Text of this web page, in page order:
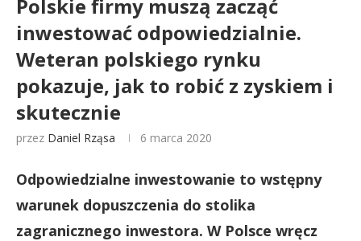
Polskie firmy muszą zacząć
inwestować odpowiedzialnie.
Weteran polskiego rynku
pokazuje, jak to robić z zyskiem i
skutecznie
przez Daniel Rząsa 6 marca 2020
Odpowiedzialne inwestowanie to wstępny
warunek dopuszczenia do stolika
zagranicznego inwestora. W Polsce wręcz